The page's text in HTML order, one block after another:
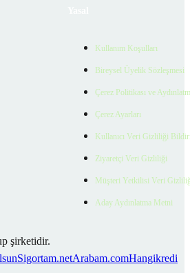
Kullanım Koşulları
Bireysel Üyelik Sözleşmesi
Çerez Politikası ve
Çerez Ayarları
Kullanıcı Veri Gizliliği
Ziyaretçi Veri Gizliliği
Müşteri Yetkilisi Veri
Aday Aydınlatma Metni
şirketidir.
Sigortam.netArabam.comHangikredi